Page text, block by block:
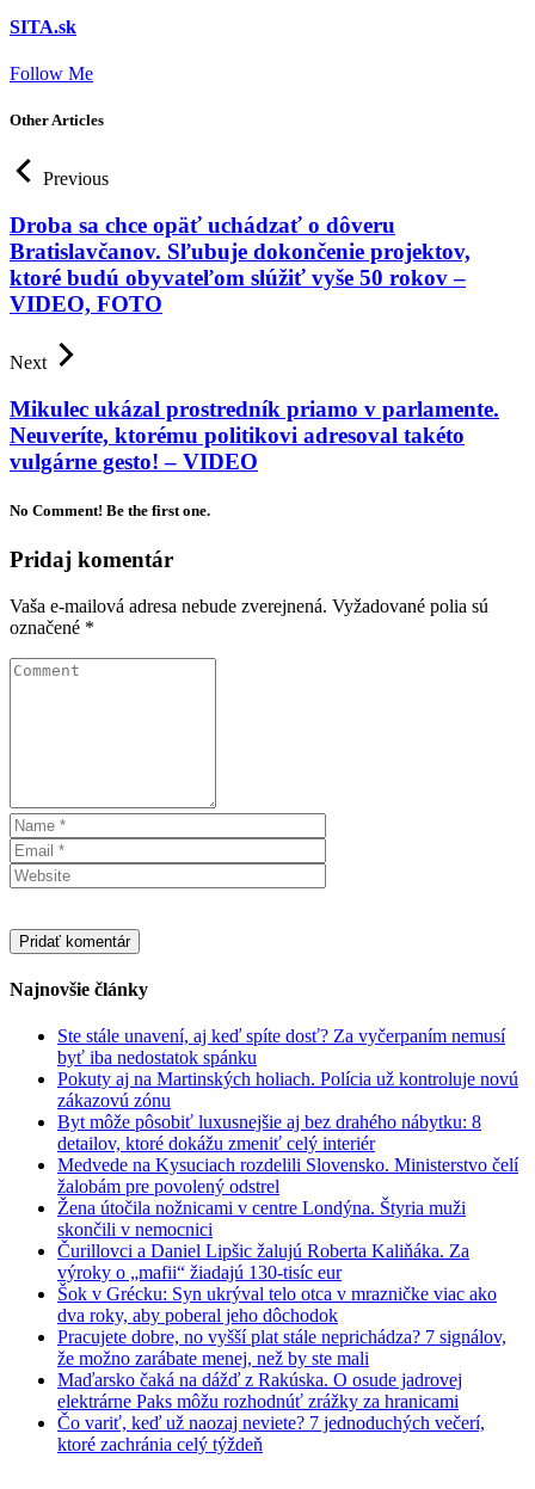
SITA.sk
Follow Me
Other Articles
Previous
Droba sa chce opäť uchádzať o dôveru
Bratislavčanov. Sľubuje dokončenie projektov,
ktoré budú obyvateľom slúžiť vyše 50 rokov –
VIDEO, FOTO
Next
Mikulec ukázal prostredník priamo v parlamente.
Neuveríte, ktorému politikovi adresoval takéto
vulgárne gesto! – VIDEO
No Comment! Be the first one.
Pridaj komentár
Vaša e-mailová adresa nebude zverejnená. Vyžadované polia sú
označené *
Najnovšie články
Ste stále unavení, aj keď spíte dosť? Za vyčerpaním nemusí
byť iba nedostatok spánku
Pokuty aj na Martinských holiach. Polícia už kontroluje novú
zákazovú zónu
Byt môže pôsobiť luxusnejšie aj bez drahého nábytku: 8
detailov, ktoré dokážu zmeniť celý interiér
Medvede na Kysuciach rozdelili Slovensko. Ministerstvo čelí
žalobám pre povolený odstrel
Žena útočila nožnicami v centre Londýna. Štyria muži
skončili v nemocnici
Čurillovci a Daniel Lipšic žalujú Roberta Kaliňáka. Za
výroky o „mafii“ žiadajú 130-tisíc eur
Šok v Grécku: Syn ukrýval telo otca v mrazničke viac ako
dva roky, aby poberal jeho dôchodok
Pracujete dobre, no vyšší plat stále neprichádza? 7 signálov,
že možno zarábate menej, než by ste mali
Maďarsko čaká na dážď z Rakúska. O osude jadrovej
elektrárne Paks môžu rozhodnúť zrážky za hranicami
Čo variť, keď už naozaj neviete? 7 jednoduchých večerí,
ktoré zachránia celý týždeň